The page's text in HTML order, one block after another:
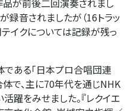
品が前後二回演奏されまし
録音されましたが（16トラッ
テイクについては記録が残っ
である「日本プロ合唱団連
で、主に70年代を通じNHK
躍をみせました。『レクイエ